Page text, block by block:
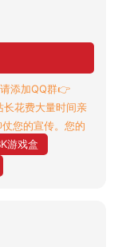
添加QQ群👉
长花费大量时间亲
您的宣传。您的
游戏盒